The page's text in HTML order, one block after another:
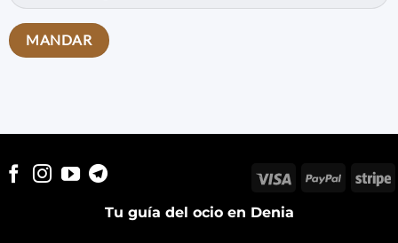
Tu guía del ocio en Denia
Visa PayPal